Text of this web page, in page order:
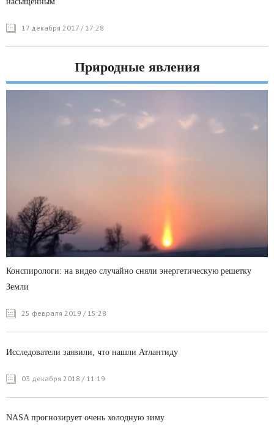
17 декабря 2017 / 17:28
Природные явления
Конспирологи: на видео случайно сняли энергетическую решетку
Земли
25 февраля 2019 / 15:28
Исследователи заявили, что нашли Атлантиду
03 декабря 2018 / 11:19
NASA прогнозирует очень холодную зиму